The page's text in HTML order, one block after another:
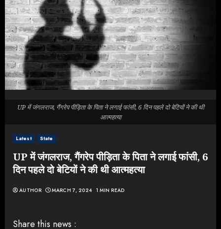
Latest State
UP में जंगलराज, गैंगरेप पीड़िता के पिता ने लगाई फांसी, 6
दिन पहले दो बेटियों ने की थी आत्महत्या
AUTHOR MARCH 7, 2024 1 MIN READ
UP में जंगलराज, गैंगरेप पीड़िता के पिता ने लगाई फांसी, 6 दिन पहले दो बेटियों ने की थी
आत्महत्या
Share this news :